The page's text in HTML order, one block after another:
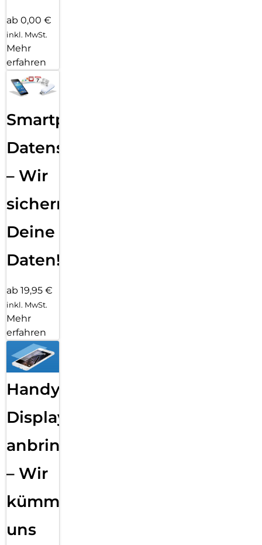
ab 0,00 €
inkl. MwSt.
Mehr
erfahren
Smartphone
Datensicherung
– Wir
sichern
Deine
Daten!
ab 19,95 €
inkl. MwSt.
Mehr
erfahren
Handy
Displayfolie
anbringen
– Wir
kümmern
uns